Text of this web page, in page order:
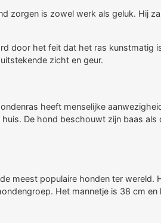
zorgen is zowel werk als geluk. Hij
door het feit dat het ras kunstmatig
zicht en geur.
heeft menselijke
De hond beschouwt zijn baas als
meest populaire honden ter wereld.
Het mannetje is 38 cm